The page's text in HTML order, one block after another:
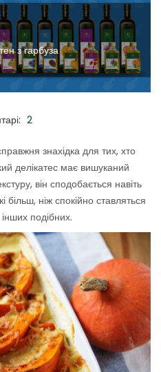
з гарбуза
2
знахідка для тих, хто
делікатес має вишуканий
він сподобається навіть
ніж спокійно ставляться
подібних.